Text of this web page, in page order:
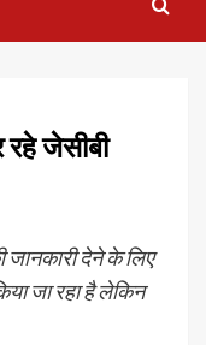
रहे जेसीबी
जानकारी देने के लिए
जा रहा है लेकिन